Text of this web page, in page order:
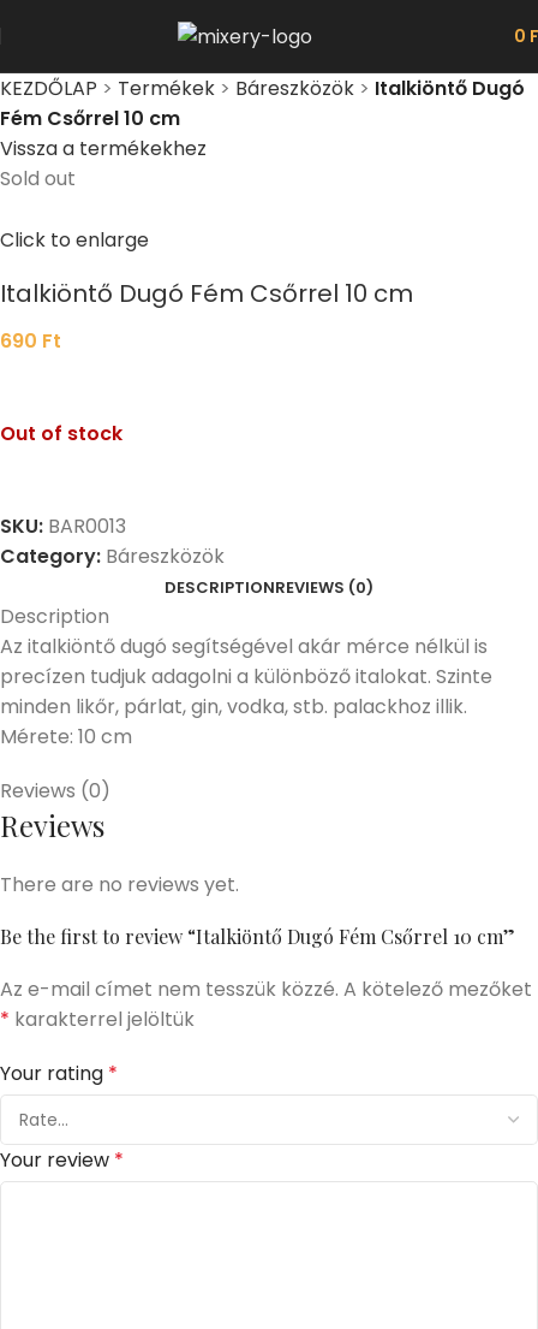
0
KEZDŐLAP > Termékek > Báreszközök > Italkiöntő Dugó
Fém Csőrrel 10 cm
Vissza a termékekhez
Sold out
Click to enlarge
Italkiöntő Dugó Fém Csőrrel 10 cm
690 Ft
Out of stock
SKU: BAR0013
Category: Báreszközök
DESCRIPTIONREVIEWS (0)
Description
Az italkiöntő dugó segítségével akár mérce nélkül is
precízen tudjuk adagolni a különböző italokat. Szinte
minden likőr, párlat, gin, vodka, stb. palackhoz illik.
Mérete: 10 cm
Reviews (0)
Reviews
There are no reviews yet.
Be the first to review “Italkiöntő Dugó Fém Csőrrel 10 cm”
Az e-mail címet nem tesszük közzé. A kötelező mezőket
* karakterrel jelöltük
Your rating *
Your review *